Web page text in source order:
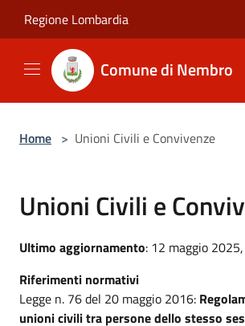
Regione Lombardia
Comune di Nembro
Home > Unioni Civili e Convivenze
Unioni Civili e
Ultimo aggiornamento: 12 maggio
Riferimenti normativi
Legge n. 76 del 20 maggio 2016:
unioni civili tra persone dello stesso